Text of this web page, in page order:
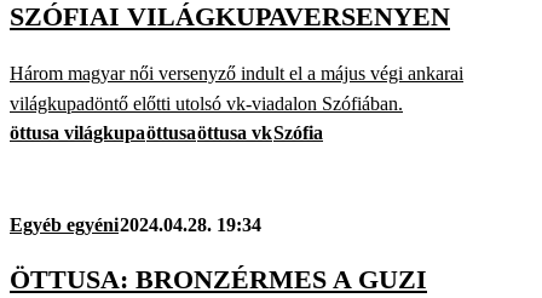
SZÓFIAI VILÁGKUPAVERSENYEN
Három magyar női versenyző indult el a május végi ankarai
világkupadöntő előtti utolsó vk-viadalon Szófiában.
öttusa világkupaöttusaöttusa vkSzófia
Egyéb egyéni2024.04.28. 19:34
ÖTTUSA: BRONZÉRMES A GUZI